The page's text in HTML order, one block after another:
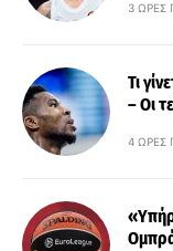
3 ΏΡΕΣ
Τι
– Οι
4 ΏΡΕΣ